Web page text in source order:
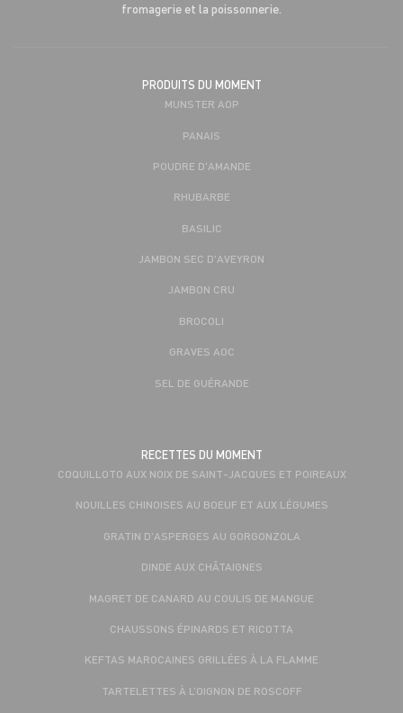
fromagerie et la poissonnerie.
PRODUITS DU MOMENT
MUNSTER AOP
PANAIS
POUDRE D'AMANDE
RHUBARBE
BASILIC
JAMBON SEC D'AVEYRON
JAMBON CRU
BROCOLI
GRAVES AOC
SEL DE GUÉRANDE
RECETTES DU MOMENT
COQUILLOTO AUX NOIX DE SAINT-JACQUES ET POIREAUX
NOUILLES CHINOISES AU BOEUF ET AUX LÉGUMES
GRATIN D'ASPERGES AU GORGONZOLA
DINDE AUX CHÂTAIGNES
MAGRET DE CANARD AU COULIS DE MANGUE
CHAUSSONS ÉPINARDS ET RICOTTA
KEFTAS MAROCAINES GRILLÉES À LA FLAMME
TARTELETTES À L’OIGNON DE ROSCOFF